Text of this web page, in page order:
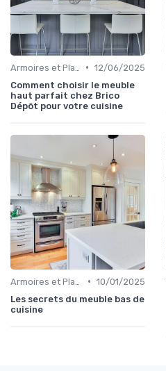
• 12/06/2025
Comment choisir le meuble
haut parfait chez Brico
Dépôt pour votre cuisine
• 10/01/2025
Les secrets du meuble bas de
cuisine